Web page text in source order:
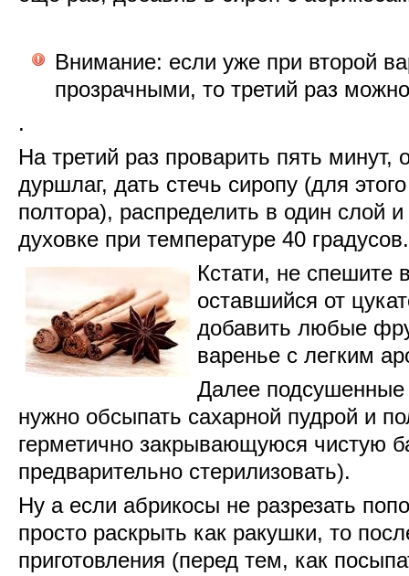
Внимание: если уже при второй
прозрачными, то третий раз можно
.
На третий раз проварить пять минут,
дуршлаг, дать стечь сиропу (для этого
полтора), распределить в один слой и
духовке при температуре 40 градусов.
Кстати, не спешите
оставшийся от
добавить любые
варенье с легким
Далее подсушенные
нужно обсыпать сахарной пудрой и
герметично закрывающуюся чистую
предварительно стерилизовать).
Ну а если абрикосы не разрезать
просто раскрыть как ракушки, то
приготовления (перед тем, как